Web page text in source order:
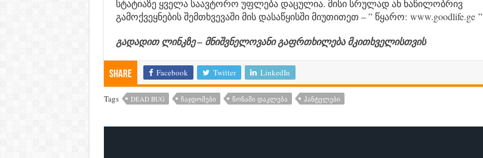
სტატიაზე ყველა საავტორო უფლება დაცულია. მისი სრულად ან ნაწილობრივ
გამოქვეყნების შემთხვევაში მის დასაწყისში მიუთითეთ – ” წყარო: www.goodlife.ge”
გადადით ლინკზე – მნიშვნელოვანი გაფრთხილება მკითხველისთვის
Share Facebook Twitter LinkedIn
Tags DEAD BUG ᲩᲐᲯᲓᲝᲛᲔᲑᲘ ᲬᲝᲜᲐᲨᲘ ᲓᲐᲙᲚᲔᲑᲐ ᲰᲐᲜᲢᲔᲚᲔᲑᲘ